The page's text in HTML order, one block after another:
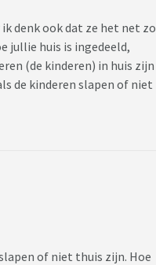
denk ook dat ze het net zo
jullie huis is ingedeeld,
(de kinderen) in huis zijn
de kinderen slapen of niet
of niet thuis zijn. Hoe